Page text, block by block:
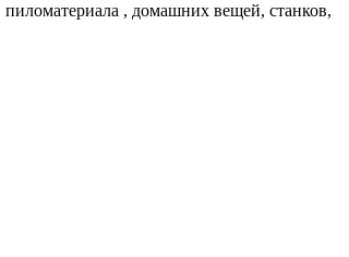
, домашних вещей, станков,